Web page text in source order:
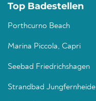
Top Badestellen
Porthcurno Beach
Marina Piccola, Capri
Seebad Friedrichshagen
Strandbad Jungfernheide